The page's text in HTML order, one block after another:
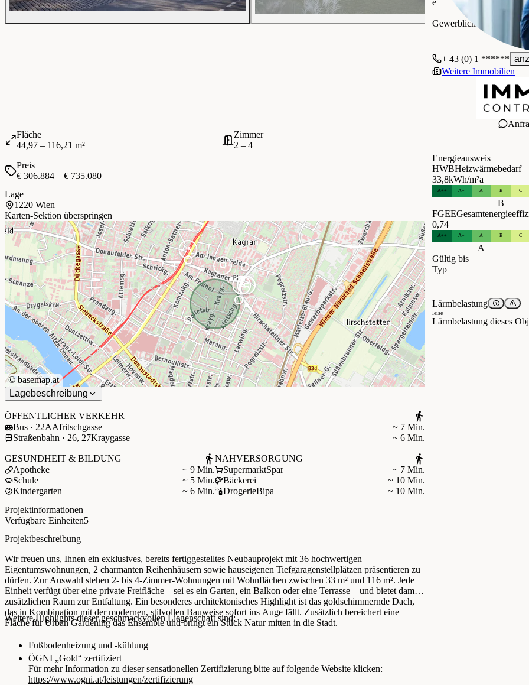
Fläche
44,97 – 116,21 m²
Zimmer
2 – 4
Preis
€ 306.884 – € 735.080
Lage
1220 Wien
Karten-Sektion überspringen
+
−
©basemap.at
Lagebeschreibung
ÖFFENTLICHER VERKEHR
Bus · 22AAfritschgasse
~ 7 Min.
Straßenbahn · 26, 27Kraygasse ~ 6 Min.
GESUNDHEIT & BILDUNG
Apotheke
~ 9 Min.
Schule
~ 5 Min.
Kindergarten
~ 6 Min.
NAHVERSORGUNG
SupermarktSpar
~ 7 Min.
Bäckerei
~ 10 Min.
DrogerieBipa
~ 10 Min.
Projektinformationen
Verfügbare Einheiten5
Projektbeschreibung
Wir freuen uns, Ihnen ein exklusives, bereits fertiggestelltes Neubauprojekt mit 36 hochwertigen
Eigentumswohnungen, 2 charmanten Reihenhäusern sowie hauseigenen Tiefgaragenstellplätzen präsentieren zu
dürfen. Zur Auswahl stehen 2- bis 4-Zimmer-Wohnungen mit Wohnflächen zwischen 33 m² und 116 m². Jede
Einheit verfügt über eine private Freifläche – sei es ein Garten, ein Balkon oder eine Terrasse – und bietet damit
zusätzlichen Raum zur Entfaltung. Ein besonderes architektonisches Highlight ist das goldschimmernde Dach,
das in Kombination mit der modernen, stilvollen Bauweise sofort ins Auge fällt. Zusätzlich bereichert eine
Fläche für Urban Gardening das Ensemble und bringt ein Stück Natur mitten in die Stadt.
Weitere Highlights dieser geschmackvollen Liegenschaft sind:
Fußbodenheizung und -kühlung
ÖGNI „Gold“ zertifiziert
Für mehr Information zu dieser sensationellen Zertifizierung bitte auf folgende Website klicken:
https://www.ogni.at/leistungen/zertifizierung
Energieausweis
HWBHeizwärmebedarf
33,8kWh/m²a
A++ A+ A B C
B
FGEE
0,74
A++ A+ A B C
A
Gültig bis
Typ
Lärmbelastung
leise
Lärmbelastung dieses
IMMOcontract
Gewerblich
+ 43 (0) 1 ******
Weitere Immobilien